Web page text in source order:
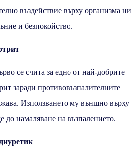
въздействие върху организма ни
и безпокойство.
се счита за едно от най-добрите
заради противовъзпалителните
Използването му външно върху
до намаляване на възпалението.